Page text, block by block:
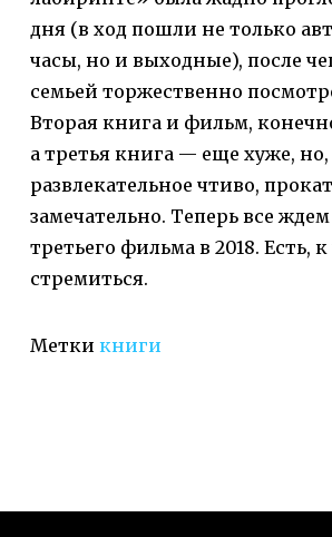
дня (в ход пошли не только
часы, но и выходные), после
семьей торжественно
Вторая книга и фильм,
а третья книга — еще хуже, но,
развлекательное чтиво,
замечательно. Теперь все
третьего фильма в 2018. Есть,
стремиться.
Метки книги